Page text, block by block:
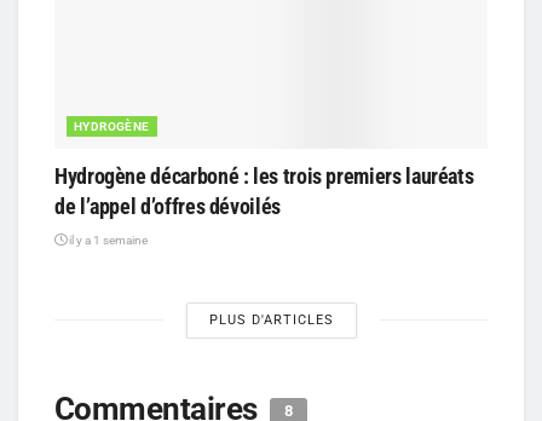
HYDROGÈNE
Hydrogène décarboné : les trois premiers lauréats
de l’appel d’offres dévoilés
il y a 1 semaine
PLUS D'ARTICLES
Commentaires 8